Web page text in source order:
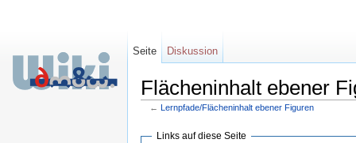
Flächeninhalt ebener
← Lernpfade/Flächeninhalt ebener Figuren
Links auf diese Seite
Seite Diskussion